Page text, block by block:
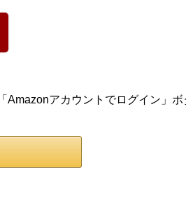
アカウントでログイン」